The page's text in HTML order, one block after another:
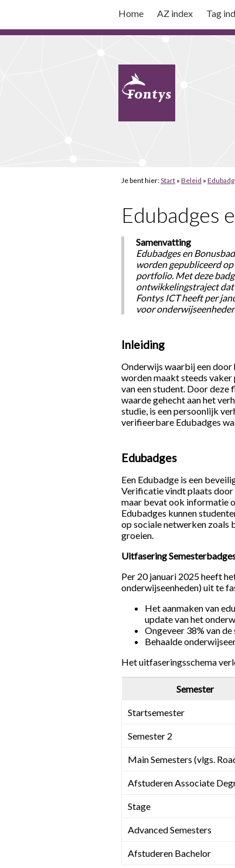
Home AZ index Tag
Je bent hier:Start » Beleid »
Edubadges
Samenvatting
Edubadges en
worden gepubliceerd
portfolio. Met deze
ontwikkelingstraject dat
Fontys ICT heeft per
voor
Inleiding
Onderwijs waarbij een
worden maakt steeds
van een student. Door
waarde gehecht aan het
studie, is een persoonlijk
verifieerbare Edubadges
Edubadges
Een Edubadge is een
Verificatie vindt plaats door
maar bevat ook informatie
Edubadges kunnen
op sociale netwerken zoals
groeien.
Uitfasering
Per 20 januari 2025 heeft
onderwijseenheden) uit te
Het aanmaken van
update van het
Ongeveer 38% van
Behaalde
Het uitfaseringsschema
Semester
Startsemester
Semester 2
Main Semesters (vlgs.
Afstuderen Associate
Stage
Advanced Semesters
Afstuderen Bachelor